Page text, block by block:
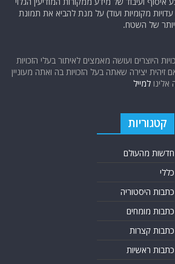
כתבות קצרות
סקירות תשתית
קריקטורות